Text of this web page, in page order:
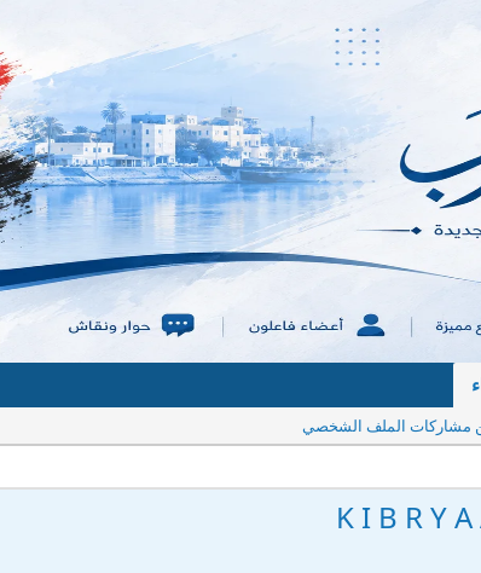
مشاركات الملف الشخصي
K I B R Y